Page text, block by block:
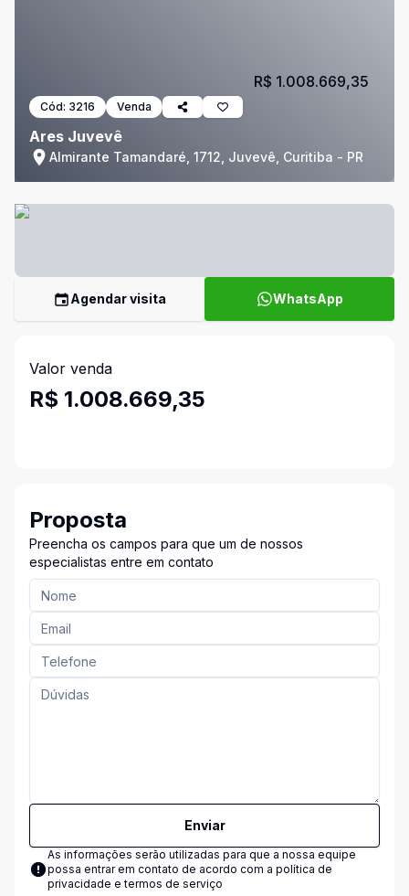
Cód: 3216 Venda
Ares Juvevê
Almirante Tamandaré, 1712, Juvevê, Curitiba - PR
R$ 1.008.669,35
Agendar visita WhatsApp
Valor venda
R$ 1.008.669,35
Proposta
Preencha os campos para que um de nossos
especialistas entre em contato
Enviar
As informações serão utilizadas para que a nossa equipe
possa entrar em contato de acordo com a política de
privacidade e termos de serviço